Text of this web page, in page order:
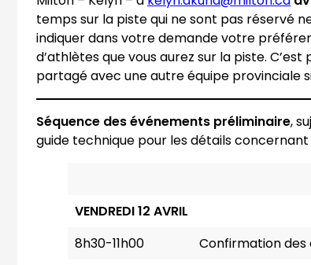
o
p
e
n
s
e
f
e
temps sur la piste qui ne sont pas réservé
indiquer dans votre demande votre
d’athlètes que vous aurez sur la piste.
partagé avec une autre équipe provinciale
Séquence des événements préliminaire,
guide technique pour les détails concernant
VENDREDI 12 AVRIL
8h30-11h00
Confirmation des